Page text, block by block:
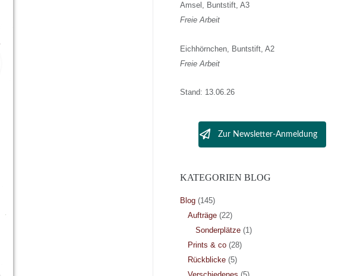
Amsel, Buntstift, A3
Freie Arbeit
Eichhörnchen, Buntstift, A2
Freie Arbeit
Stand: 13.06.26
Zur Newsletter-Anmeldung
KATEGORIEN BLOG
Blog(145)
Aufträge(22)
Sonderplätze(1)
Prints & co(28)
Rückblicke(5)